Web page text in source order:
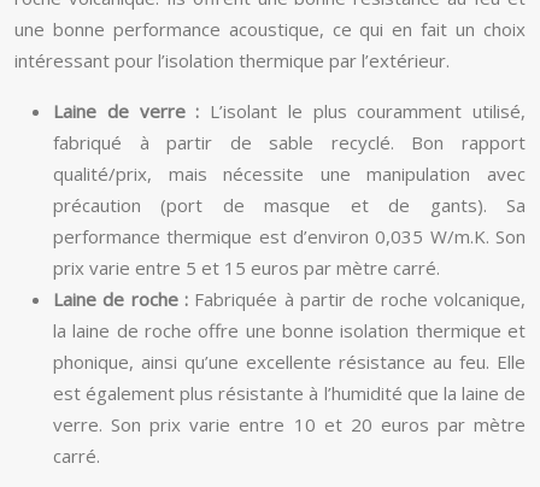
une bonne performance acoustique, ce qui en fait un choix
intéressant pour l’isolation thermique par l’extérieur.
Laine de verre : L’isolant le plus couramment utilisé,
fabriqué à partir de sable recyclé. Bon rapport
qualité/prix, mais nécessite une manipulation avec
précaution (port de masque et de gants). Sa
performance thermique est d’environ 0,035 W/m.K. Son
prix varie entre 5 et 15 euros par mètre carré.
Laine de roche : Fabriquée à partir de roche volcanique,
la laine de roche offre une bonne isolation thermique et
phonique, ainsi qu’une excellente résistance au feu. Elle
est également plus résistante à l’humidité que la laine de
verre. Son prix varie entre 10 et 20 euros par mètre
carré.